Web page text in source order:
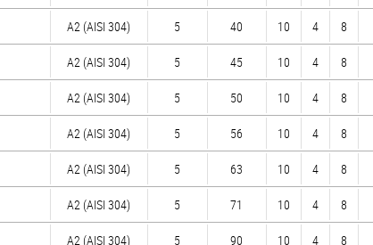
А2 (AISI 304) 5 40 10 4 8
А2 (AISI 304) 5 45 10 4 8
А2 (AISI 304) 5 50 10 4 8
А2 (AISI 304) 5 56 10 4 8
А2 (AISI 304) 5 63 10 4 8
А2 (AISI 304) 5 71 10 4 8
А2 (AISI 304) 5 90 10 4 8